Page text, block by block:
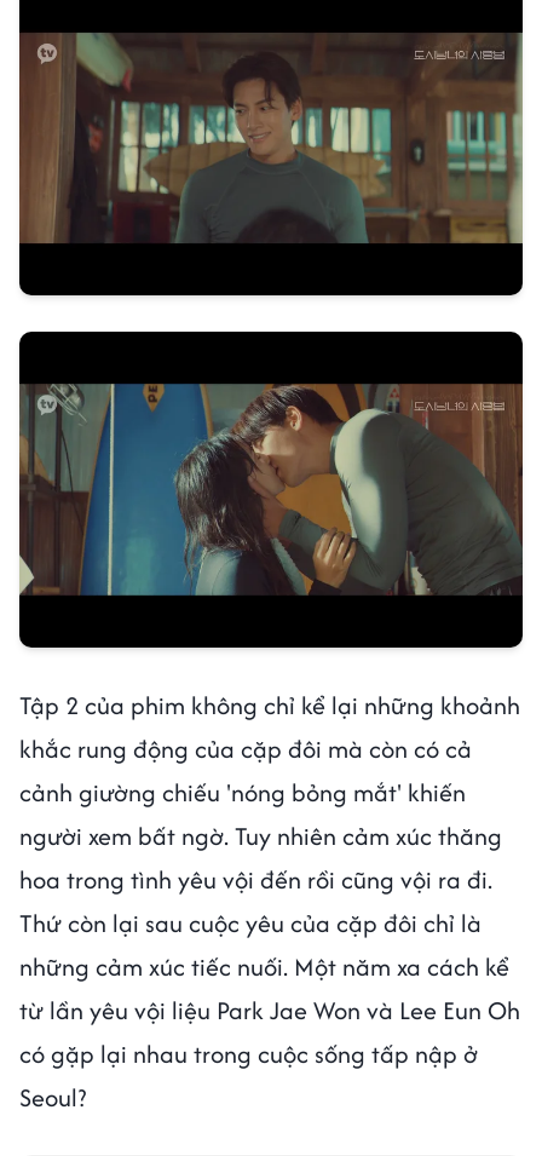
Tập 2 của phim không chỉ kể lại những khoảnh
khắc rung động của cặp đôi mà còn có cả
cảnh giường chiếu 'nóng bỏng mắt' khiến
người xem bất ngờ. Tuy nhiên cảm xúc thăng
hoa trong tình yêu vội đến rồi cũng vội ra đi.
Thứ còn lại sau cuộc yêu của cặp đôi chỉ là
những cảm xúc tiếc nuối. Một năm xa cách kể
từ lần yêu vội liệu Park Jae Won và Lee Eun Oh
có gặp lại nhau trong cuộc sống tấp nập ở
Seoul?